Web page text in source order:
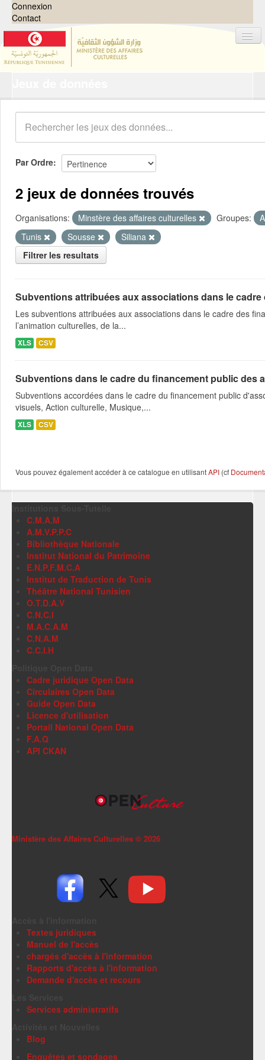
Connexion
Contact
Organisations
Groupes
Demandes 0
À propos
Par Ordre
2 jeux de données trouvés
Organisations: Minstère des affaires culturelles Groupes:
Tunis
Sousse
Siliana
Filtrer les resultats
Subventions attribuées aux associations dans le
Les subventions attribuées aux associations dans le cadre des
l’animation culturelles, de la...
XLS CSV
Subventions dans le cadre du financement public des
Subventions accordées dans le cadre du financement public
visuels, Action culturelle, Musique,...
XLS CSV
Vous pouvez également accéder à ce catalogue en utilisantAPI (cf
C.M.A.M
A.M.V.P.P.C
Bibliothèque Nationale
Institut National du Patrimoine
E.N.P.F.M.C.A
Institut de Traduction de Tunis
Théâtre National Tunisien
O.T.D.A.V
C.N.C.I
M.A.C.A.M
C.N.A.M
C.C.I.H
Cadre juridique Open Data
Circulaires Open Data
Guide Open Data
Licence d'utilisation
Portail National Open Data
F.A.Q
API CKAN
Ministère des Affaires Culturelles © 2026
Textes juridiques
Manuel de l'accès
chargés d'accès à l'information
Rapports d'accès à l'information
Demande d'accès et recours
Services administratifs
Blog
Enquêtes et sondages